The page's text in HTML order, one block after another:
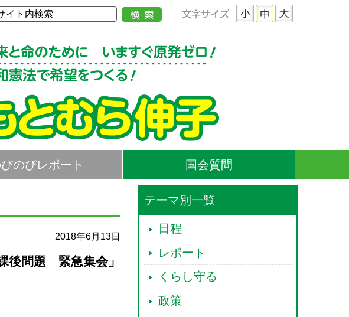
のびレポート 国会質問
2018年6月13日
後問題 緊急集会」
テーマ別一覧
日程
レポート
くらし守る
政策